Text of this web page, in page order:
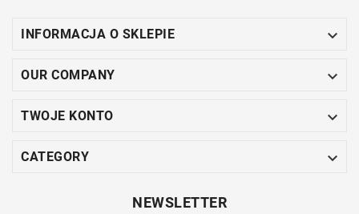
INFORMACJA O SKLEPIE 
OUR COMPANY 
TWOJE KONTO 
CATEGORY 
NEWSLETTER